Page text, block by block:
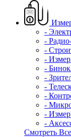
-
-
-
-
-
-
-
-
-
-
-
Смотреть